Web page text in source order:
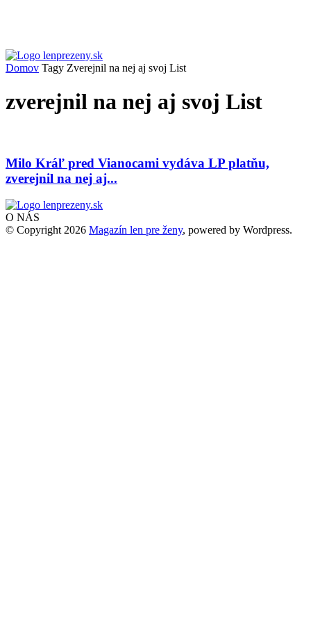
Domov Tagy Zverejnil na nej aj svoj List
zverejnil na nej aj svoj List
Milo Kráľ pred Vianocami vydáva LP platňu,
zverejnil na nej aj...
O NÁS
© Copyright 2026 Magazín len pre ženy, powered by Wordpress.